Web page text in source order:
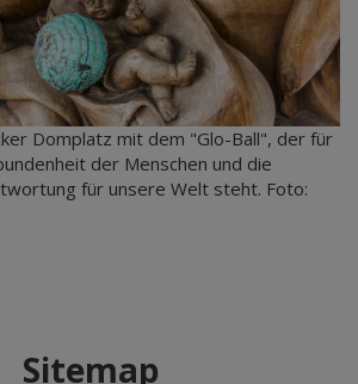
Domplatz mit dem "Glo-Ball", der für
der Menschen und die
für unsere Welt steht. Foto:
Sitemap